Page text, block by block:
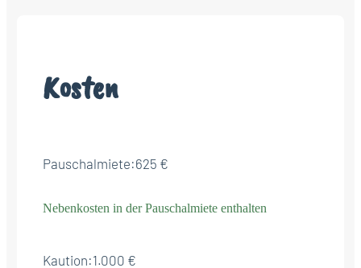
Kosten
Pauschalmiete:625 €
Nebenkosten in der Pauschalmiete enthalten
Kaution:1.000 €